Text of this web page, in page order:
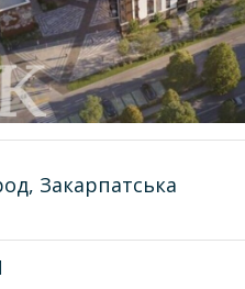
Закарпатська